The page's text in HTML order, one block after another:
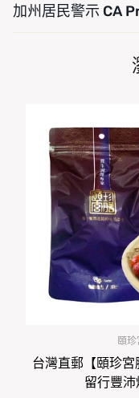
用運費計算器查看運
加州居民警示 CA
For CA residency,
expose you to
cancer and Arsenic
DEHP, Lead,
to the State of
reproductive harm.
頤
台灣直郵【頤珍
留行豐